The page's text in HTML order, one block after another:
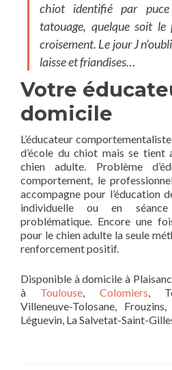
chiot identifié par puce
tatouage, quelque soit le
croisement. Le jour J
laisse et friandises…
Votre
domicile
L’éducateur
d’école du chiot mais se tient
chien adulte. Problème
comportement, le
accompagne pour l’éducation
individuelle ou en
problématique. Encore une
pour le chien adulte la seule
renforcement positif.
Disponible à domicile à
à Toulouse, Colomiers,
Villeneuve-Tolosane,
Léguevin, La Salvetat-Saint-